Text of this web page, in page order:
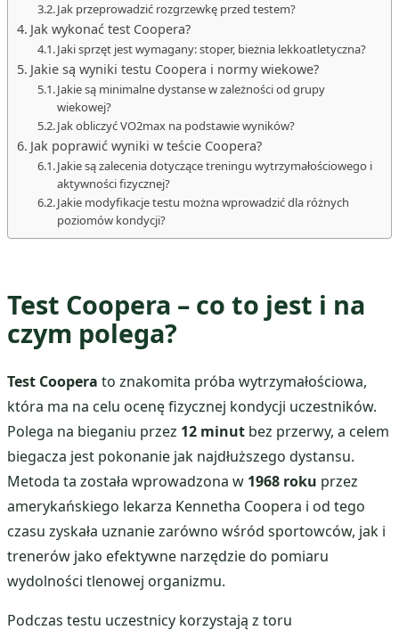
Jak przeprowadzić rozgrzewkę przed testem?
Jak wykonać test Coopera?
Jaki sprzęt jest wymagany: stoper, bieżnia lekkoatletyczna?
Jakie są wyniki testu Coopera i normy wiekowe?
Jakie są minimalne dystanse w zależności od grupy
wiekowej?
Jak obliczyć VO2max na podstawie wyników?
Jak poprawić wyniki w teście Coopera?
Jakie są zalecenia dotyczące treningu wytrzymałościowego i
aktywności fizycznej?
Jakie modyfikacje testu można wprowadzić dla różnych
poziomów kondycji?
Test Coopera – co to jest i na
czym polega?
Test Coopera to znakomita próba wytrzymałościowa,
która ma na celu ocenę fizycznej kondycji uczestników.
Polega na bieganiu przez 12 minut bez przerwy, a celem
biegacza jest pokonanie jak najdłuższego dystansu.
Metoda ta została wprowadzona w 1968 roku przez
amerykańskiego lekarza Kennetha Coopera i od tego
czasu zyskała uznanie zarówno wśród sportowców, jak i
trenerów jako efektywne narzędzie do pomiaru
wydolności tlenowej organizmu.
Podczas testu uczestnicy korzystają z toru